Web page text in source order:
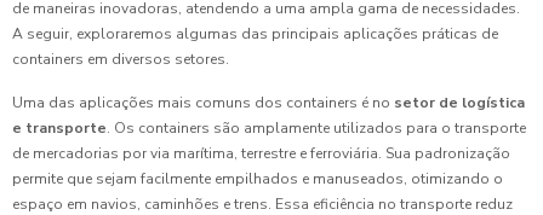
de maneiras inovadoras, atendendo a uma ampla gama de necessidades.
A seguir, exploraremos algumas das principais aplicações práticas de
containers em diversos setores.
Uma das aplicações mais comuns dos containers é no setor de logística
e transporte. Os containers são amplamente utilizados para o transporte
de mercadorias por via marítima, terrestre e ferroviária. Sua padronização
permite que sejam facilmente empilhados e manuseados, otimizando o
espaço em navios, caminhões e trens. Essa eficiência no transporte reduz